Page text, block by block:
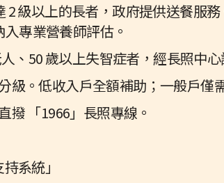
2 級以上的長者，政府提供送餐服
專業營養師評估。
、50 歲以上失智症者，經長照中心
級。低收入戶全額補助；一般戶僅
撥 「1966」長照專線。
系統」